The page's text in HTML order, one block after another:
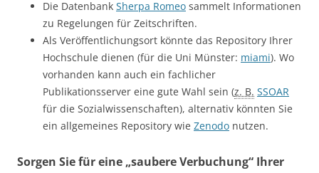
Die Datenbank Sherpa Romeo sammelt Informationen
zu Regelungen für Zeitschriften.
Als Veröffentlichungsort könnte das Repository Ihrer
Hochschule dienen (für die Uni Münster: miami). Wo
vorhanden kann auch ein fachlicher
Publikationsserver eine gute Wahl sein (z. B. SSOAR
für die Sozialwissenschaften), alternativ könnten Sie
ein allgemeines Repository wie Zenodo nutzen.
Sorgen Sie für eine „saubere Verbuchung“ Ihrer